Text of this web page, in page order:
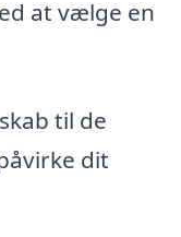
at vælge en
til de
dit